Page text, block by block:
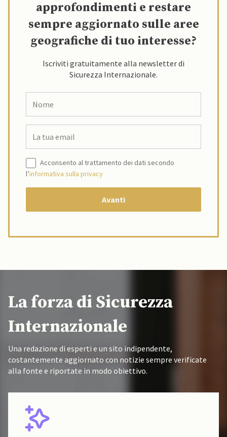
approfondimenti e restare
sempre aggiornato sulle aree
geografiche di tuo interesse?
Iscriviti gratuitamente alla newsletter di
Sicurezza Internazionale.
Acconsento al trattamento dei dati secondo
l’informativa sulla privacy
La forza di Sicurezza
Internazionale
Una redazione di esperti e un sito indipendente,
costantemente aggiornato con notizie sempre verificate
alla fonte e riportate in modo obiettivo.